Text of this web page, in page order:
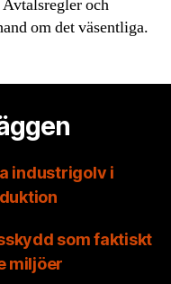
och
om det väsentliga.
industrigolv i
som faktiskt
miljöer